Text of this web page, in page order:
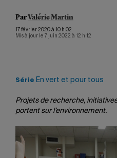
ParValérie Martin
17 février 2020 à 10 h 02
Mis à jour le 7 juin 2022 à 12 h 12
Série En vert et pour tous
Projets de recherche,
portent sur l’environnement.